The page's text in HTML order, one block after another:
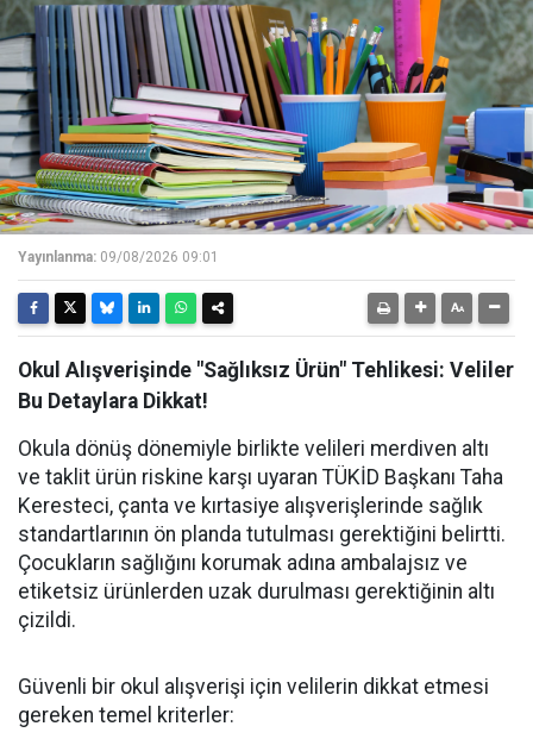
Yayınlanma: 09/08/2026 09:01
Okul Alışverişinde "Sağlıksız Ürün" Tehlikesi: Veliler
Bu Detaylara Dikkat!
Okula dönüş dönemiyle birlikte velileri merdiven altı
ve taklit ürün riskine karşı uyaran TÜKİD Başkanı Taha
Keresteci, çanta ve kırtasiye alışverişlerinde sağlık
standartlarının ön planda tutulması gerektiğini belirtti.
Çocukların sağlığını korumak adına ambalajsız ve
etiketsiz ürünlerden uzak durulması gerektiğinin altı
çizildi.
Güvenli bir okul alışverişi için velilerin dikkat etmesi
gereken temel kriterler: